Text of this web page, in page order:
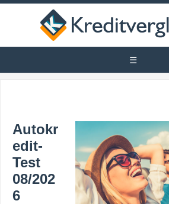
Autokr
edit-
Test
08/202
6